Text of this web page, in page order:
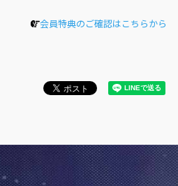
会員特典のご確認はこちらから